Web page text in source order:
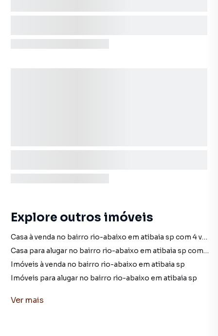
Explore outros imóveis
Casa à venda no bairro rio-abaixo em atibaia sp com 4 vagas
Casa para alugar no bairro rio-abaixo em atibaia sp com 4 vagas
Imóveis à venda no bairro rio-abaixo em atibaia sp
Imóveis para alugar no bairro rio-abaixo em atibaia sp
Casa à venda em atibaia sp
Ver mais